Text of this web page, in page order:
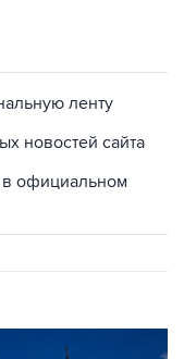
ленту
новостей сайта
в официальном